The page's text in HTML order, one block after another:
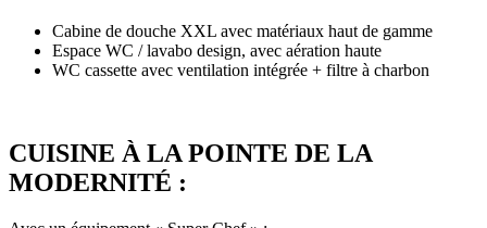
Cabine de douche XXL avec matériaux haut de gamme
Espace WC / lavabo design, avec aération haute
WC cassette avec ventilation intégrée + filtre à charbon
CUISINE À LA POINTE DE LA
MODERNITÉ :